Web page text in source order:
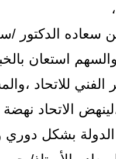
سعاده الدكتور /
استعان
الفني للاتحاد
الاتحاد
بشكل دوري